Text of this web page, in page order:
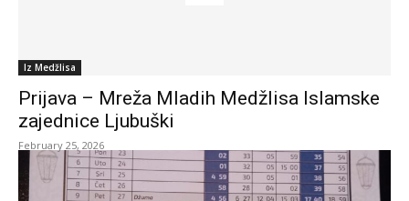
Iz Medžlisa
Prijava – Mreža Mladih Medžlisa Islamske
zajednice Ljubuški
February 25, 2026